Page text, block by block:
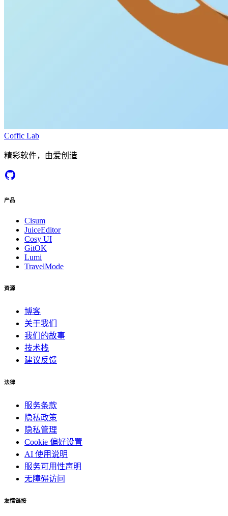
Coffic Lab
精彩软件，由爱创造
产品
Cisum
JuiceEditor
Cosy UI
GitOK
Lumi
TravelMode
资源
博客
关于我们
我们的故事
技术栈
建议反馈
法律
服务条款
隐私政策
隐私管理
Cookie 偏好设置
AI 使用说明
服务可用性声明
无障碍访问
友情链接